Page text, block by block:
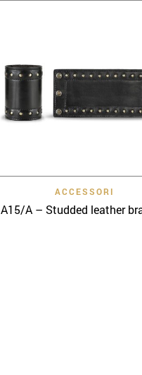
Quick View
ACCESSORI
A15/A – Studded leather